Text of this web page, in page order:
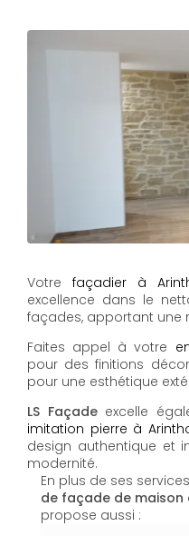
Votrefaçadier à
excellence dans le
façades, apportant une
Faites appel à votre
pour des finitions
pour une esthétique
LS Façadeexcelle
imitation pierre à
design authentique et
modernité.
En plus de ses
de façade de maison
propose aussi :